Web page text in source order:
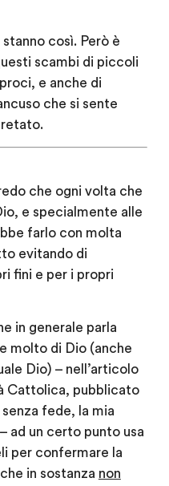
così. Però è
scambi di piccoli
e anche di
che si sente
che ogni volta che
, e specialmente alle
farlo con molta
evitando di
fini e per i propri
in generale parla
molto di Dio (anche
Dio) – nell’articolo
Cattolica, pubblicato
fede, la mia
ad un certo punto usa
per confermare la
in sostanza non